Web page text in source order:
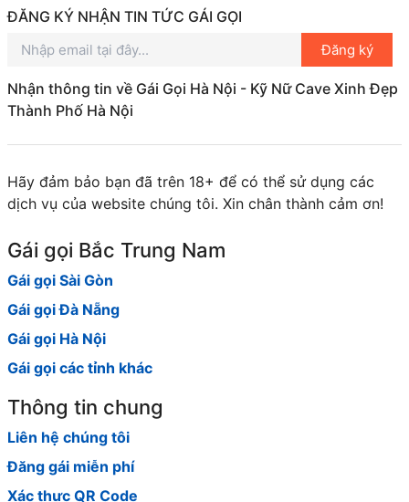
ĐĂNG KÝ NHẬN TIN TỨC GÁI GỌI
Đăng ký
Nhận thông tin về Gái Gọi Hà Nội - Kỹ Nữ Cave Xinh Đẹp
Thành Phố Hà Nội
Hãy đảm bảo bạn đã trên 18+ để có thể sử dụng các
dịch vụ của website chúng tôi. Xin chân thành cảm ơn!
Gái gọi Bắc Trung Nam
Gái gọi Sài Gòn
Gái gọi Đà Nẵng
Gái gọi Hà Nội
Gái gọi các tỉnh khác
Thông tin chung
Liên hệ chúng tôi
Đăng gái miễn phí
Xác thực QR Code